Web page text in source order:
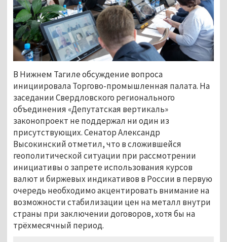
В Нижнем Тагиле обсуждение вопроса
инициировала Торгово-промышленная палата. На
заседании Свердловского регионального
объединения «Депутатская вертикаль»
законопроект не поддержал ни один из
присутствующих. Сенатор Александр
Высокинский отметил, что в сложившейся
геополитической ситуации при рассмотрении
инициативы о запрете использования курсов
валют и биржевых индикативов в России в первую
очередь необходимо акцентировать внимание на
возможности стабилизации цен на металл внутри
страны при заключении договоров, хотя бы на
трёхмесячный период.